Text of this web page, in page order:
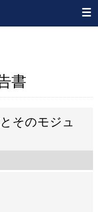
書
そのモジュ